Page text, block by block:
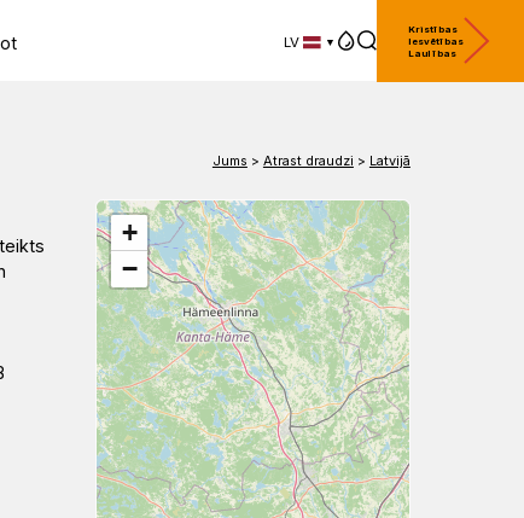
LV
Kristības
Iesvētības
Laulības
Jums > Atrast draudzi > Latvijā
+
−